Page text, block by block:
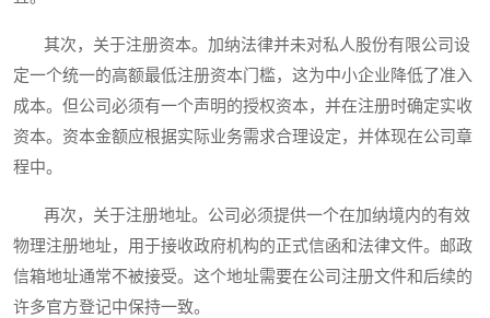
其次，关于注册资本。加纳法律并未对私人股份有限公司设
定一个统一的高额最低注册资本门槛，这为中小企业降低了准入
成本。但公司必须有一个声明的授权资本，并在注册时确定实收
资本。资本金额应根据实际业务需求合理设定，并体现在公司章
程中。
再次，关于注册地址。公司必须提供一个在加纳境内的有效
物理注册地址，用于接收政府机构的正式信函和法律文件。邮政
信箱地址通常不被接受。这个地址需要在公司注册文件和后续的
许多官方登记中保持一致。